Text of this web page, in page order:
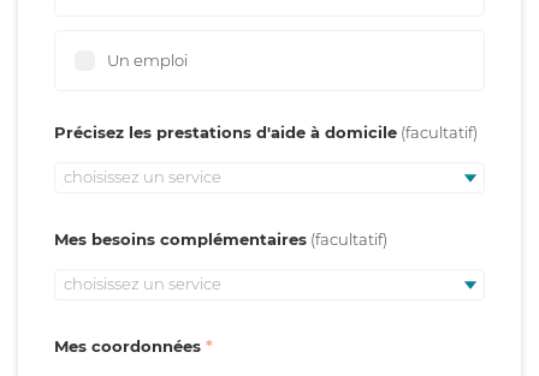
Un emploi
Précisez les prestations d'aide à domicile
choisissez un service
Mes besoins complémentaires
choisissez un service
Mes coordonnées